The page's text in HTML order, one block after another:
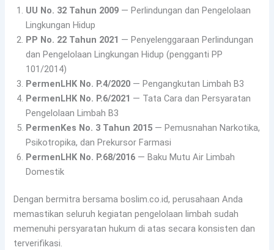
UU No. 32 Tahun 2009 — Perlindungan dan Pengelolaan
Lingkungan Hidup
PP No. 22 Tahun 2021 — Penyelenggaraan Perlindungan
dan Pengelolaan Lingkungan Hidup (pengganti PP
101/2014)
PermenLHK No. P.4/2020 — Pengangkutan Limbah B3
PermenLHK No. P.6/2021 — Tata Cara dan Persyaratan
Pengelolaan Limbah B3
PermenKes No. 3 Tahun 2015 — Pemusnahan Narkotika,
Psikotropika, dan Prekursor Farmasi
PermenLHK No. P.68/2016 — Baku Mutu Air Limbah
Domestik
Dengan bermitra bersama boslim.co.id, perusahaan Anda
memastikan seluruh kegiatan pengelolaan limbah sudah
memenuhi persyaratan hukum di atas secara konsisten dan
terverifikasi.